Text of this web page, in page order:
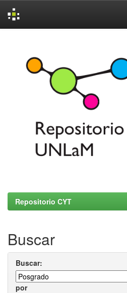
Repositorio CYT
Buscar
Buscar:
por